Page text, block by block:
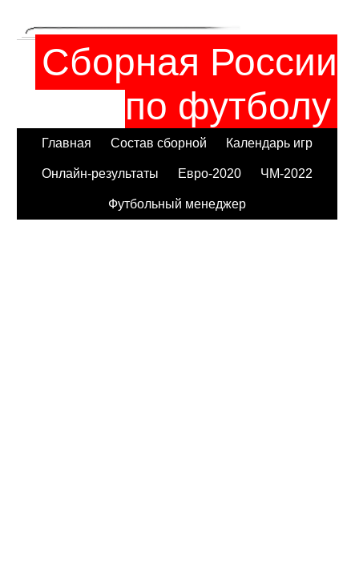
Сборная России
по футболу
Главная Состав сборной Календарь игр
Онлайн-результаты Евро-2020 ЧМ-2022
Футбольный менеджер